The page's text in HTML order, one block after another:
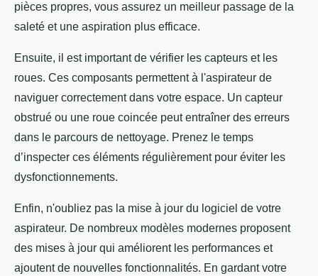
pièces propres, vous assurez un meilleur passage de la
saleté et une aspiration plus efficace.
Ensuite, il est important de vérifier les capteurs et les
roues. Ces composants permettent à l'aspirateur de
naviguer correctement dans votre espace. Un capteur
obstrué ou une roue coincée peut entraîner des erreurs
dans le parcours de nettoyage. Prenez le temps
d’inspecter ces éléments régulièrement pour éviter les
dysfonctionnements.
Enfin, n'oubliez pas la mise à jour du logiciel de votre
aspirateur. De nombreux modèles modernes proposent
des mises à jour qui améliorent les performances et
ajoutent de nouvelles fonctionnalités. En gardant votre